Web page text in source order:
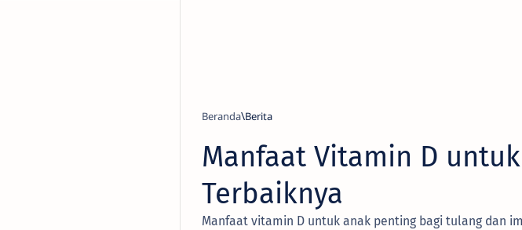
Beranda Berita
Manfaat Vitamin D
Terbaiknya
Manfaat vitamin D untuk anak penting bagi tulang dan